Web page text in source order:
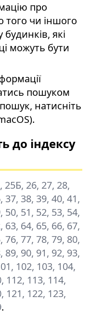
про
того чи іншого
які
можуть бути
пошуком
натисніть
до індексу
25Б, 26, 27, 28,
37, 38, 39, 40, 41,
50, 51, 52, 53, 54,
63, 64, 65, 66, 67,
76, 77, 78, 79, 80,
89, 90, 91, 92, 93,
102, 103, 104,
112, 113, 114,
121, 122, 123,
.